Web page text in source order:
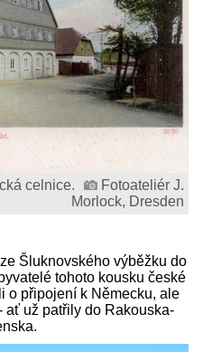
celnice.
Fotoateliér J.
Morlock, Dresden
Šluknovského výběžku do
tohoto kousku české
o připojení k Německu, ale
ať už patřily do Rakouska-